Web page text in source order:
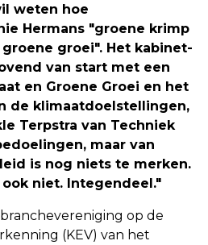
weten hoe
Hermans "groene krimp
groei". Het kabinet-
van start met een
en Groene Groei en het
de klimaatdoelstellingen,
Terpstra van Techniek
maar van
is nog niets te merken.
niet. Integendeel."
op de
(KEV) van het